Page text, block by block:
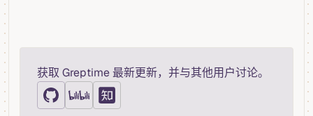
获取 Greptime 最新更新，并与其他用户讨论。